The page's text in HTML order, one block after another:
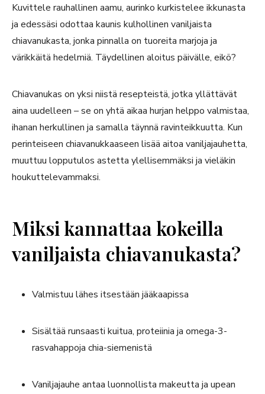
Kuvittele rauhallinen aamu, aurinko kurkistelee ikkunasta
ja edessäsi odottaa kaunis kulhollinen vaniljaista
chiavanukasta, jonka pinnalla on tuoreita marjoja ja
värikkäitä hedelmiä. Täydellinen aloitus päivälle, eikö?
Chiavanukas on yksi niistä resepteistä, jotka yllättävät
aina uudelleen – se on yhtä aikaa hurjan helppo valmistaa,
ihanan herkullinen ja samalla täynnä ravinteikkuutta. Kun
perinteiseen chiavanukkaaseen lisää aitoa vaniljajauhetta,
muuttuu lopputulos astetta ylellisemmäksi ja vieläkin
houkuttelevammaksi.
Miksi kannattaa kokeilla
vaniljaista chiavanukasta?
Valmistuu lähes itsestään jääkaapissa
Sisältää runsaasti kuitua, proteiinia ja omega-3-
rasvahappoja chia-siemenistä
Vaniljajauhe antaa luonnollista makeutta ja upean